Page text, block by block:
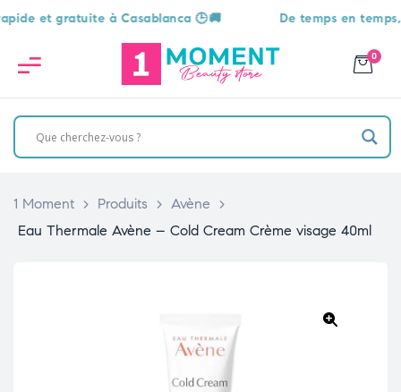
et gratuite à Casablanca 🕒🚚 De temps en temps,
0
1 Moment > Produits > Avène
>
Eau Thermale Avène – Cold Cream Crème visage 40ml